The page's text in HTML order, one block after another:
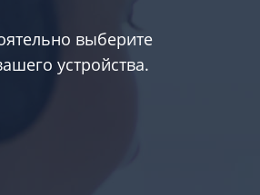
выберите
устройства.